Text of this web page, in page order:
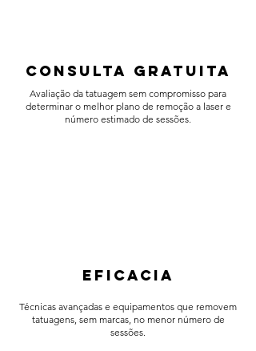
CONSULTA GRATUITA
Avaliação da tatuagem sem compromisso para
determinar o melhor plano de remoção a laser e
número estimado de sessões.
eficacia
Técnicas avançadas e equipamentos que removem
tatuagens, sem marcas, no menor número de
sessões.